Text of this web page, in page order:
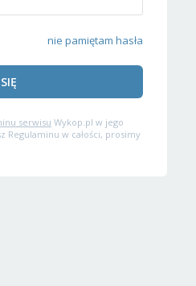
nie pamiętam hasła
serwisu Wykop.pl w jego
Regulaminu w całości, prosimy